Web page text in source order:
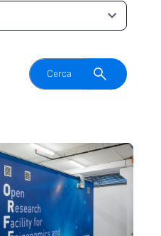
Attiva il campo di ricerca